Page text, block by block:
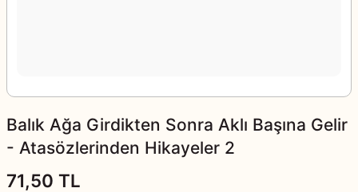
Balık Ağa Girdikten Sonra Aklı Başına Gelir
- Atasözlerinden Hikayeler 2
71,50 TL